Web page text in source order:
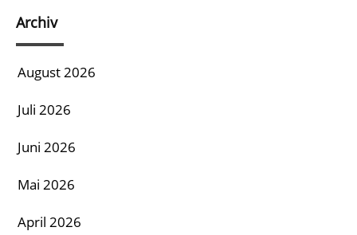
Archiv
August 2026
Juli 2026
Juni 2026
Mai 2026
April 2026